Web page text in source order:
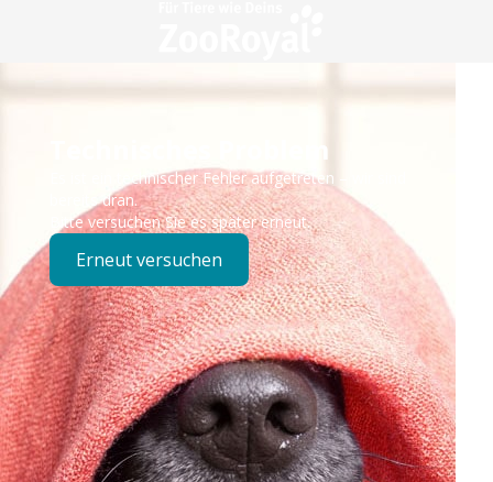
Technisches Problem
Es ist ein technischer Fehler aufgetreten – wir sind
bereits dran.
Bitte versuchen Sie es später erneut.
Erneut versuchen